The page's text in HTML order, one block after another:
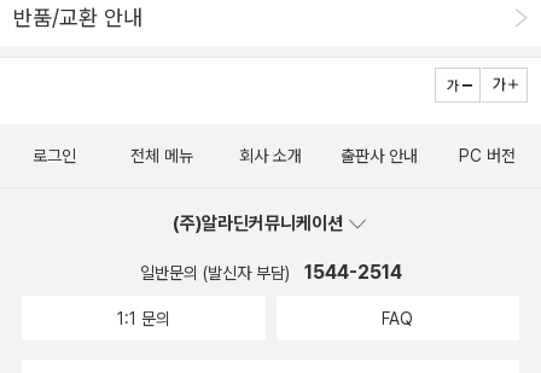
LETE 기능 > ORM을 통한 mysql을 연동하기기능 구현 관련> 회
내용 살펴보기· PyCharm을 이용해서 구성합니다. FastAPI를 지원
됩니다. 웹개발을 처음 할때의 기본 개념인 파라미터 및 Swagger를
하는 독자분들도 http의 상태코드 별 차이를 살펴보고 요청을 하는
것과 응답을 하는 방식을 통해서응답 본문에 JSON을 통해서 어떻게
떻게 해야 하는지 하나하나 살펴봅니다. 서비스를 구현하기 위해서는
반품/교환 안내
로그인 전체 메뉴 회사 소개 출판사 안내 PC 버전
(주)알라딘커뮤니케이션
일반문의 (발신자 부담) 1544-2514
1:1 문의 FAQ